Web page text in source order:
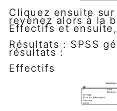
Cliquez ensuite sur
revenez alors à la
Effectifs et
Résultats : SPSS
résultats :
Effectifs